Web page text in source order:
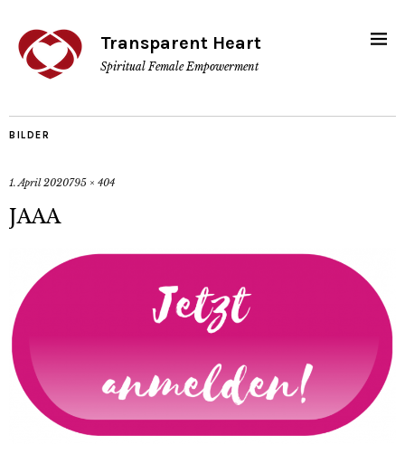
Transparent Heart
Spiritual Female Empowerment
BILDER
1. April 2020795 × 404
JAAA